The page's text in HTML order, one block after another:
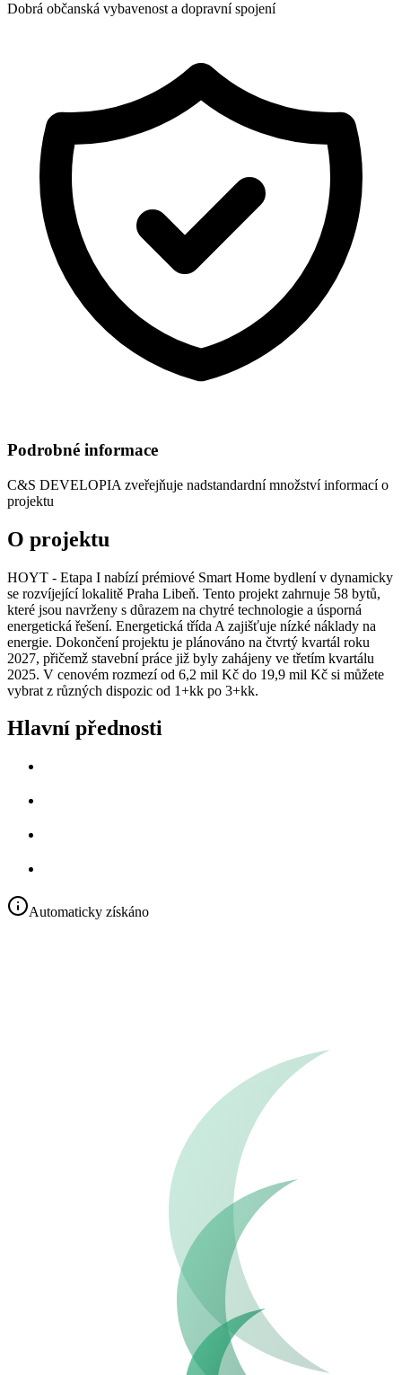
Dobrá občanská vybavenost a dopravní spojení
Podrobné informace
C&S DEVELOPIA zveřejňuje nadstandardní množství informací o
projektu
O projektu
HOYT - Etapa I nabízí prémiové Smart Home bydlení v dynamicky
se rozvíjející lokalitě Praha Libeň. Tento projekt zahrnuje 58 bytů,
které jsou navrženy s důrazem na chytré technologie a úsporná
energetická řešení. Energetická třída A zajišťuje nízké náklady na
energie. Dokončení projektu je plánováno na čtvrtý kvartál roku
2027, přičemž stavební práce již byly zahájeny ve třetím kvartálu
2025. V cenovém rozmezí od 6,2 mil Kč do 19,9 mil Kč si můžete
vybrat z různých dispozic od 1+kk po 3+kk.
Hlavní přednosti
Automaticky získáno